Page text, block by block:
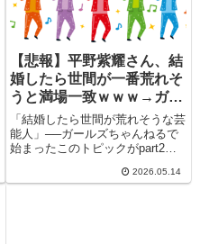
【悲報】平野紫耀さん、結
婚したら世間が一番荒れそ
うと満場一致ｗｗｗ→ガル
民「匂わせ女だけは選ばな
いで」
「結婚したら世間が荒れそうな芸
能人」──ガールズちゃんねるで
始まったこのトピックがpart2ま
2026.05.14